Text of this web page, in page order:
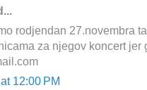
rodjendan 27.novembra
za njegov koncert jer
12:00 PM